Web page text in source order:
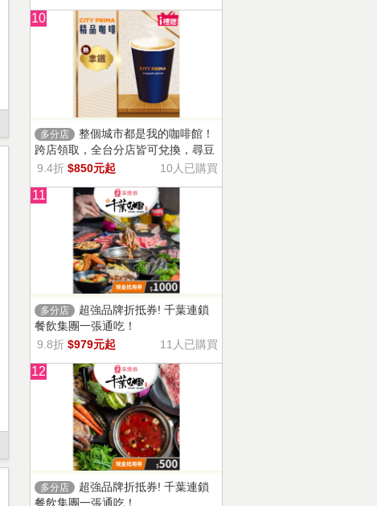
10
多分店
整個城市都是我的咖啡館！
跨店領取，全台分店皆可兌換，尋豆
師精選豆種，邀你一起鑑賞精品美味
9.4折 $850元起 10人已購買
11
多分店
超強品牌折抵券! 千葉連鎖
餐飲集團一張通吃！
9.8折 $979元起 11人已購買
12
多分店
超強品牌折抵券! 千葉連鎖
餐飲集團一張通吃！